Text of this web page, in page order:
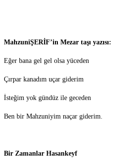
MahzuniŞERİF’in Mezar taşı yazısı:
Eğer bana gel gel olsa yüceden
Çırpar kanadım uçar giderim
İsteğim yok gündüz ile geceden
Ben bir Mahzuniyim naçar giderim.
Bir Zamanlar Hasankeyf